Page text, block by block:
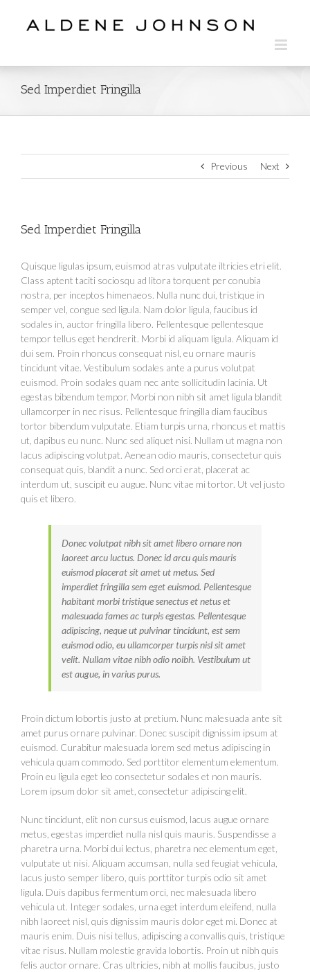
Sed Imperdiet Fringilla
Previous Next
Sed Imperdiet Fringilla
Quisque ligulas ipsum, euismod atras vulputate iltricies etri elit.
Class aptent taciti sociosqu ad litora torquent per conubia
nostra, per inceptos himenaeos. Nulla nunc dui, tristique in
semper vel, congue sed ligula. Nam dolor ligula, faucibus id
sodales in, auctor fringilla libero. Pellentesque pellentesque
tempor tellus eget hendrerit. Morbi id aliquam ligula. Aliquam id
dui sem. Proin rhoncus consequat nisl, eu ornare mauris
tincidunt vitae. Vestibulum sodales ante a purus volutpat
euismod. Proin sodales quam nec ante sollicitudin lacinia. Ut
egestas bibendum tempor. Morbi non nibh sit amet ligula blandit
ullamcorper in nec risus. Pellentesque fringilla diam faucibus
tortor bibendum vulputate. Etiam turpis urna, rhoncus et mattis
ut, dapibus eu nunc. Nunc sed aliquet nisi. Nullam ut magna non
lacus adipiscing volutpat. Aenean odio mauris, consectetur quis
consequat quis, blandit a nunc. Sed orci erat, placerat ac
interdum ut, suscipit eu augue. Nunc vitae mi tortor. Ut vel justo
quis et libero.
Donec volutpat nibh sit amet libero ornare non
laoreet arcu luctus. Donec id arcu quis mauris
euismod placerat sit amet ut metus. Sed
imperdiet fringilla sem eget euismod. Pellentesque
habitant morbi tristique senectus et netus et
malesuada fames ac turpis egestas. Pellentesque
adipiscing, neque ut pulvinar tincidunt, est sem
euismod odio, eu ullamcorper turpis nisl sit amet
velit. Nullam vitae nibh odio noibh. Vestibulum ut
est augue, in varius purus.
Proin dictum lobortis justo at pretium. Nunc malesuada ante sit
amet purus ornare pulvinar. Donec suscipit dignissim ipsum at
euismod. Curabitur malesuada lorem sed metus adipiscing in
vehicula quam commodo. Sed porttitor elementum elementum.
Proin eu ligula eget leo consectetur sodales et non mauris.
Lorem ipsum dolor sit amet, consectetur adipiscing elit.
Nunc tincidunt, elit non cursus euismod, lacus augue ornare
metus, egestas imperdiet nulla nisl quis mauris. Suspendisse a
pharetra urna. Morbi dui lectus, pharetra nec elementum eget,
vulputate ut nisi. Aliquam accumsan, nulla sed feugiat vehicula,
lacus justo semper libero, quis porttitor turpis odio sit amet
ligula. Duis dapibus fermentum orci, nec malesuada libero
vehicula ut. Integer sodales, urna eget interdum eleifend, nulla
nibh laoreet nisl, quis dignissim mauris dolor eget mi. Donec at
mauris enim. Duis nisi tellus, adipiscing a convallis quis, tristique
vitae risus. Nullam molestie gravida lobortis. Proin ut nibh quis
felis auctor ornare. Cras ultricies, nibh at mollis faucibus, justo